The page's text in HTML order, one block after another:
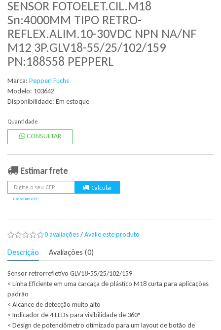
SENSOR FOTOELET.CIL.M18
Sn:4000MM TIPO RETRO-
REFLEX.ALIM.10-30VDC NPN NA/NF
M12 3P.GLV18-55/25/102/159
PN:188558 PEPPERL
Marca: Pepperl Fuchs
Modelo: 103642
Disponibilidade: Em estoque
Quantidade
CONSULTAR
Estimar frete
Não sei meu CEP
0 avaliações/Avalie este produto
Descrição Avaliações (0)
Sensor retrorrefletivo GLV18-55/25/102/159
< Linha Eficiente em uma carcaça de plástico M18 curta para aplicações
padrão
< Alcance de detecção muito alto
< Indicador de 4 LEDs para visibilidade de 360°
< Design de potenciômetro otimizado para um layout de botão de